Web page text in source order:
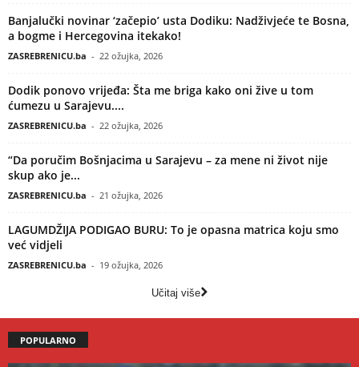
Banjalučki novinar ‘začepio’ usta Dodiku: Nadživjeće te Bosna,
a bogme i Hercegovina itekako!
ZASREBRENICU.ba - 22 ožujka, 2026
Dodik ponovo vrijeđa: Šta me briga kako oni žive u tom
ćumezu u Sarajevu....
ZASREBRENICU.ba - 22 ožujka, 2026
“Da poručim Bošnjacima u Sarajevu – za mene ni život nije
skup ako je...
ZASREBRENICU.ba - 21 ožujka, 2026
LAGUMDŽIJA PODIGAO BURU: To je opasna matrica koju smo
već vidjeli
ZASREBRENICU.ba - 19 ožujka, 2026
Učitaj više
POPULARNO